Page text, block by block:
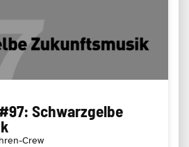
Schwarzgelbe
Crew